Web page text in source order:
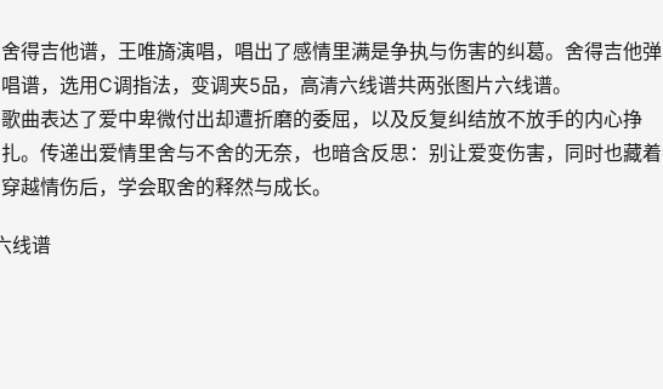
舍得吉他谱，王唯旖演唱，唱出了感情里满是争执与伤害的纠葛。舍得吉他弹
唱谱，选用C调指法，变调夹5品，高清六线谱共两张图片六线谱。
歌曲表达了爱中卑微付出却遭折磨的委屈，以及反复纠结放不放手的内心挣
扎。传递出爱情里舍与不舍的无奈，也暗含反思：别让爱变伤害，同时也藏着
穿越情伤后，学会取舍的释然与成长。